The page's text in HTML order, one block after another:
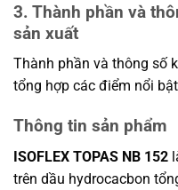
3. Thành phần và
sản xuất
Thành phần và thông số
tổng hợp các điểm nổi
Thông tin sản phẩm
ISOFLEX TOPAS NB 152
trên dầu hydrocacbon